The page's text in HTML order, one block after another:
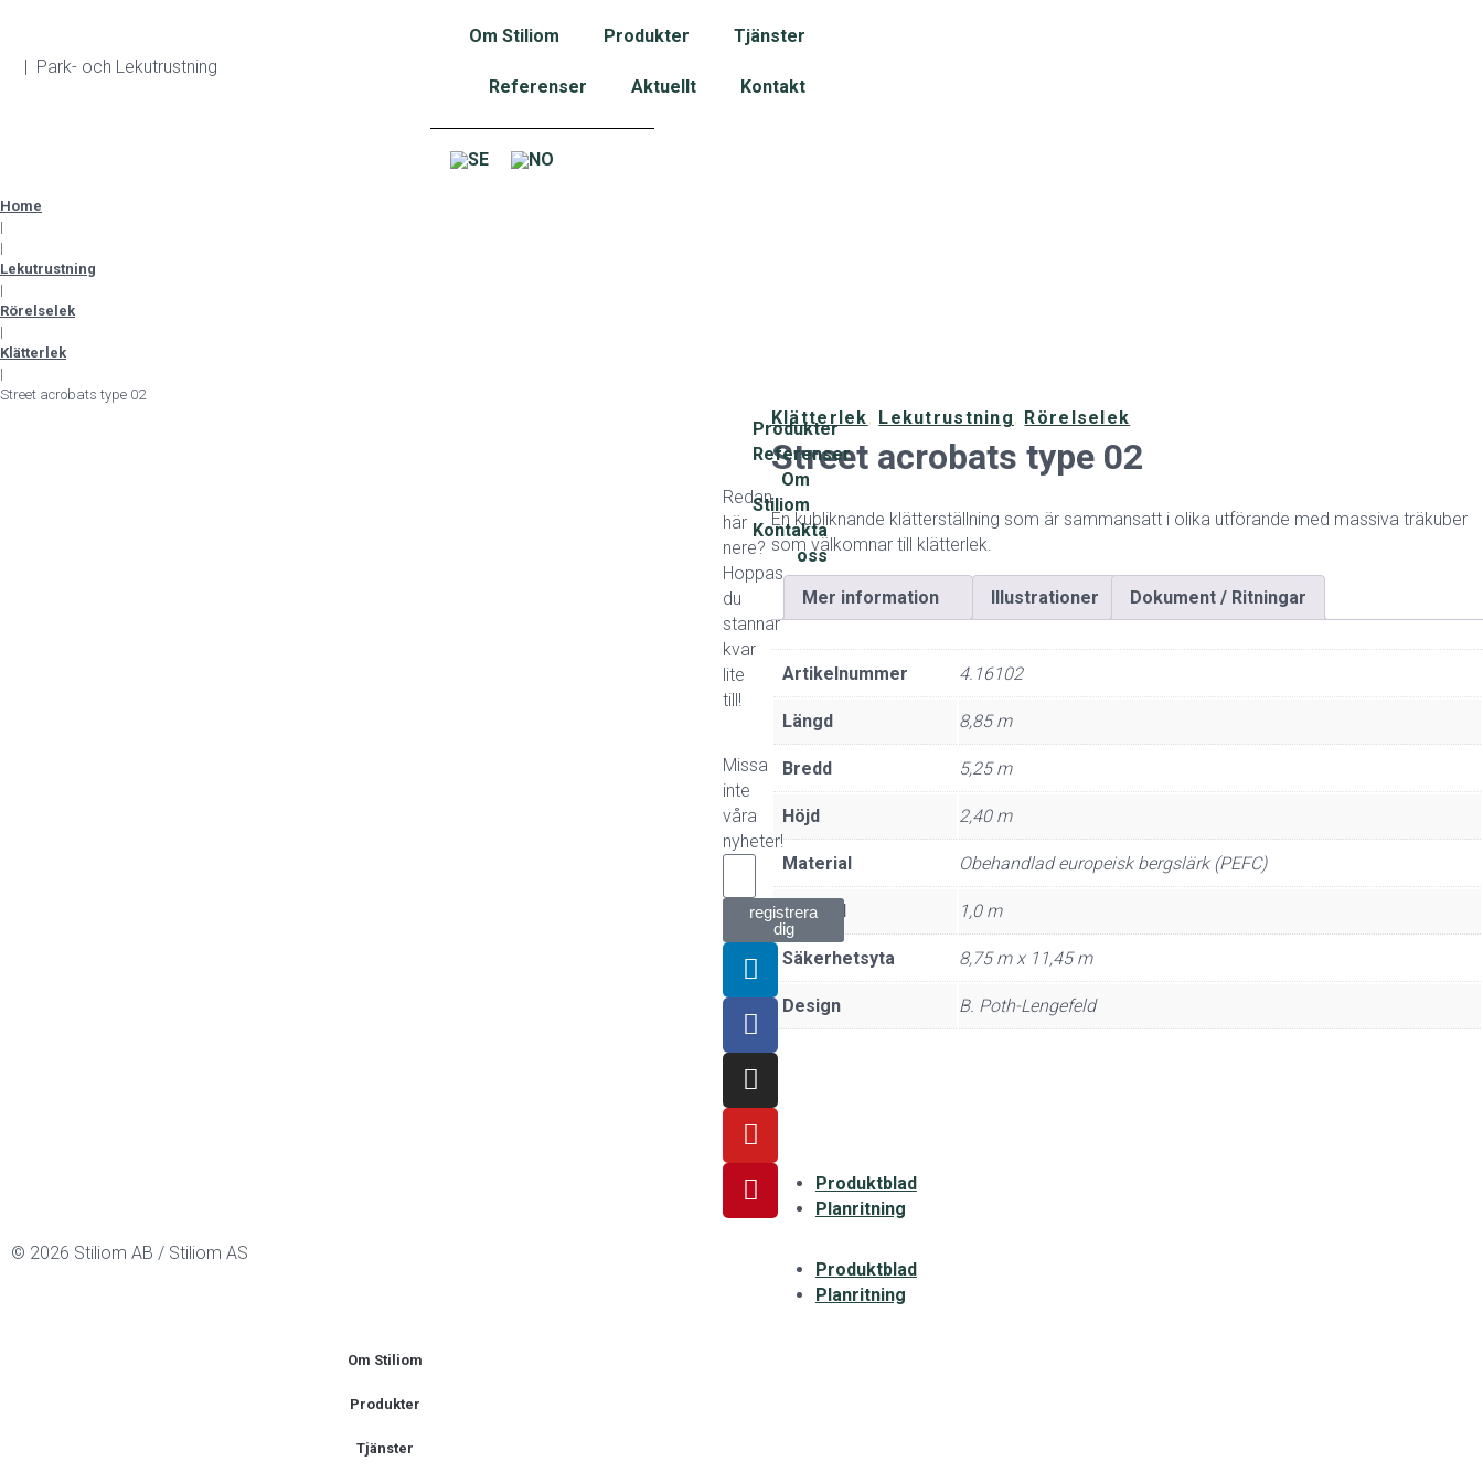
| Park- och Lekutrustning
Om Stiliom Produkter Tjänster
Referenser Aktuellt Kontakt
Home
|
|
Lekutrustning
|
Rörelselek
|
Klätterlek
|
Street acrobats type 02
Klätterlek, Lekutrustning, Rörelselek
Street acrobats type 02
En kubliknande klätterställning som är sammansatt i olika utförande med massiva träkuber
som välkomnar till klätterlek.
Mer information Illustrationer Dokument / Ritningar
Artikelnummer 4.16102
Längd 8,85 m
Bredd 5,25 m
Höjd 2,40 m
Material Obehandlad europeisk bergslärk (PEFC)
Fallhöjd 1,0 m
Säkerhetsyta 8,75 m x 11,45 m
Design B. Poth-Lengefeld
Produktblad
Planritning
Produktblad
Planritning
Redan
här
nere?
Hoppas
du
stannar
kvar
lite
till!
Missa
inte
våra
nyheter!
registrera
dig
Produkter
Referenser
Om
Stiliom
Kontakta
oss
© 2026 Stiliom AB / Stiliom AS
Om Stiliom
Produkter
Tjänster